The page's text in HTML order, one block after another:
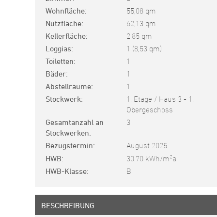
Wohnfläche
55,08 qm
Nutzfläche
62,13 qm
Kellerfläche
2,85 qm
Loggias
1 (8,53 qm)
Toiletten
1
Bäder
1
Abstellräume
1
Stockwerk
1. Etage / Haus 3 - 1.
Obergeschoss
Gesamtanzahl an
Stockwerken
3
Bezugstermin
August 2025
HWB
30.70 kWh/m 2a
HWB-Klasse
B
BESCHREIBUNG